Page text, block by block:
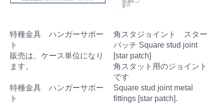
特種金具 ハンガーサポー
ト
販売は、ケース単位になり
ます。
特種金具 ハンガーサポー
ト
角スタジョイント スター
パッチ Square stud joint
[star patch]
角スタット用のジョイント
です
Square stud joint metal
fittings [star patch].